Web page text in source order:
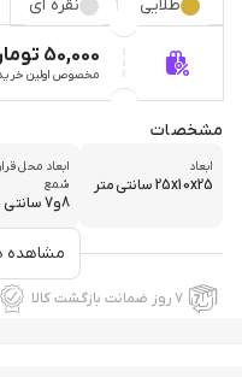
طلایی نقره ای
50,000 تومان
مخصوص اولین
مشخصات
ابعاد
25x10x25 سانتی‌متر
ابعاد محل
شمع
8و7 سانتی متر
۷ روز ضمانت بازگشت کالا